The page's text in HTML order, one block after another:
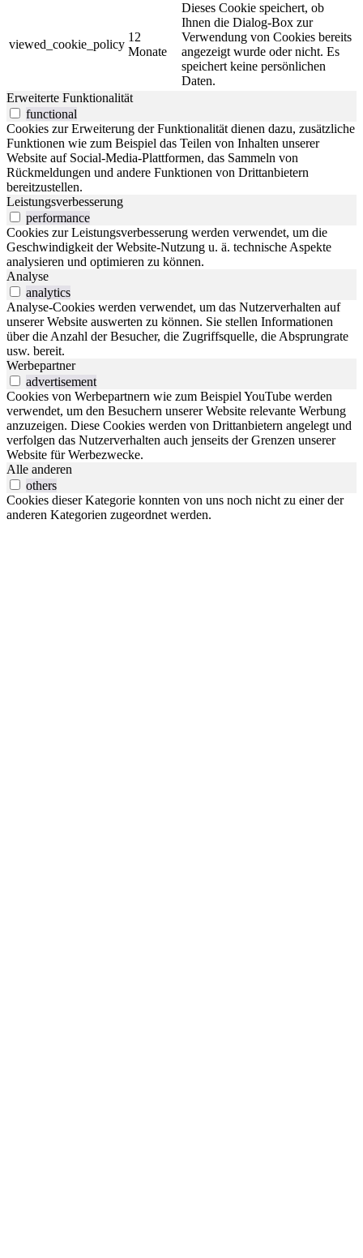
viewed_cookie_policy
12
Monate
Dieses Cookie speichert, ob
Ihnen die Dialog-Box zur
Verwendung von Cookies bereits
angezeigt wurde oder nicht. Es
speichert keine persönlichen
Daten.
Erweiterte Funktionalität
functional
Cookies zur Erweiterung der Funktionalität dienen dazu, zusätzliche
Funktionen wie zum Beispiel das Teilen von Inhalten unserer
Website auf Social-Media-Plattformen, das Sammeln von
Rückmeldungen und andere Funktionen von Drittanbietern
bereitzustellen.
Leistungsverbesserung
performance
Cookies zur Leistungsverbesserung werden verwendet, um die
Geschwindigkeit der Website-Nutzung u. ä. technische Aspekte
analysieren und optimieren zu können.
Analyse
analytics
Analyse-Cookies werden verwendet, um das Nutzerverhalten auf
unserer Website auswerten zu können. Sie stellen Informationen
über die Anzahl der Besucher, die Zugriffsquelle, die Absprungrate
usw. bereit.
Werbepartner
advertisement
Cookies von Werbepartnern wie zum Beispiel YouTube werden
verwendet, um den Besuchern unserer Website relevante Werbung
anzuzeigen. Diese Cookies werden von Drittanbietern angelegt und
verfolgen das Nutzerverhalten auch jenseits der Grenzen unserer
Website für Werbezwecke.
Alle anderen
others
Cookies dieser Kategorie konnten von uns noch nicht zu einer der
anderen Kategorien zugeordnet werden.